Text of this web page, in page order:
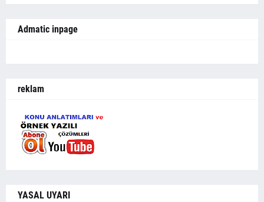
Admatic inpage
reklam
YASAL UYARI